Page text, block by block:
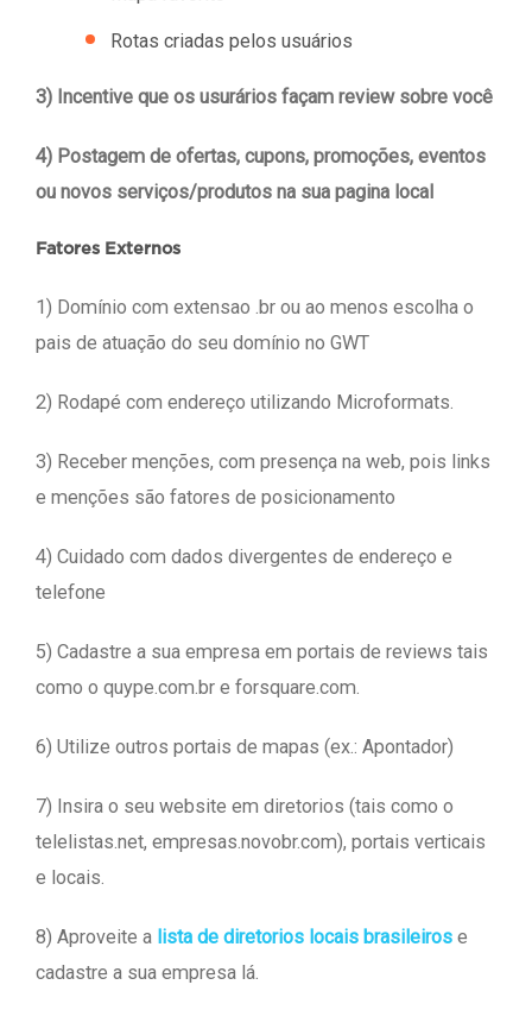
Rotas criadas pelos usuários
3) Incentive que os usurários façam review sobre você
4) Postagem de ofertas, cupons, promoções, eventos
ou novos serviços/produtos na sua pagina local
Fatores Externos
1) Domínio com extensao .br ou ao menos escolha o
pais de atuação do seu domínio no GWT
2) Rodapé com endereço utilizando Microformats.
3) Receber menções, com presença na web, pois links
e menções são fatores de posicionamento
4) Cuidado com dados divergentes de endereço e
telefone
5) Cadastre a sua empresa em portais de reviews tais
como o quype.com.br e forsquare.com.
6) Utilize outros portais de mapas (ex.: Apontador)
7) Insira o seu website em diretorios (tais como o
telelistas.net, empresas.novobr.com), portais verticais
e locais.
8) Aproveite a lista de diretorios locais brasileiros e
cadastre a sua empresa lá.